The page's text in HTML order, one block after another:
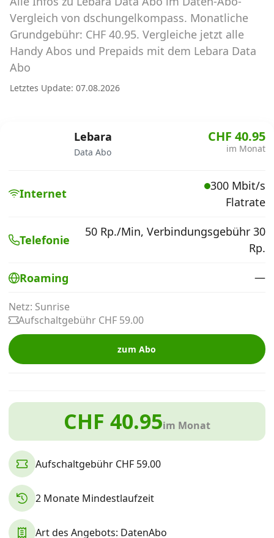
Abos für Tablets, Hotspots und Smart
Watches
Tarifrechner Handy-Abo
Alle Anbieter
Mobilfunknetz Schweiz
Handy-Abo kündigen oder
Alle Mobile-Vergleiche
Internet, TV, Telefon
Aktionen
News
Forum
Vergleich von dschungelkompass. Monatliche
Grundgebühr: CHF 40.95. Vergleiche jetzt alle
Handy Abos und Prepaids mit dem Lebara Data
Abo
Letztes Update: 07.08.2026
Lebara
Data Abo
CHF 40.95
im Monat
Internet
300 Mbit/s
Flatrate
Telefonie
50 Rp./Min, Verbindungsgebühr 30
Rp.
Roaming —
Netz: Sunrise
Aufschaltgebühr CHF 59.00
zum Abo
CHF 40.95im Monat
Aufschaltgebühr CHF 59.00
2 Monate Mindestlaufzeit
Art des Angebots: DatenAbo